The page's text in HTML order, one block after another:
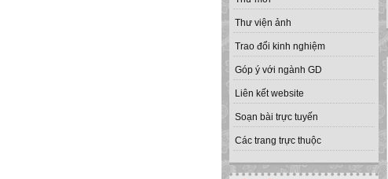
Thư viện ảnh
Trao đổi kinh nghiệm
Góp ý với ngành GD
Liên kết website
Soạn bài trực tuyến
Các trang trực thuộc